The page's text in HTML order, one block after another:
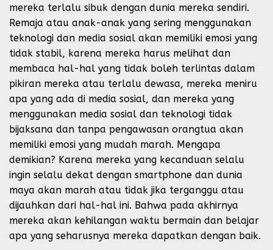
mereka terlalu sibuk dengan dunia mereka sendiri.
Remaja atau anak-anak yang sering menggunakan
teknologi dan media sosial akan memiliki emosi yang
tidak stabil, karena mereka harus melihat dan
membaca hal-hal yang tidak boleh terlintas dalam
pikiran mereka atau terlalu dewasa, mereka meniru
apa yang ada di media sosial, dan mereka yang
menggunakan media sosial dan teknologi tidak
bijaksana dan tanpa pengawasan orangtua akan
memiliki emosi yang mudah marah. Mengapa
demikian? Karena mereka yang kecanduan selalu
ingin selalu dekat dengan smartphone dan dunia
maya akan marah atau tidak jika terganggu atau
dijauhkan dari hal-hal ini. Bahwa pada akhirnya
mereka akan kehilangan waktu bermain dan belajar
apa yang seharusnya mereka dapatkan dengan baik.